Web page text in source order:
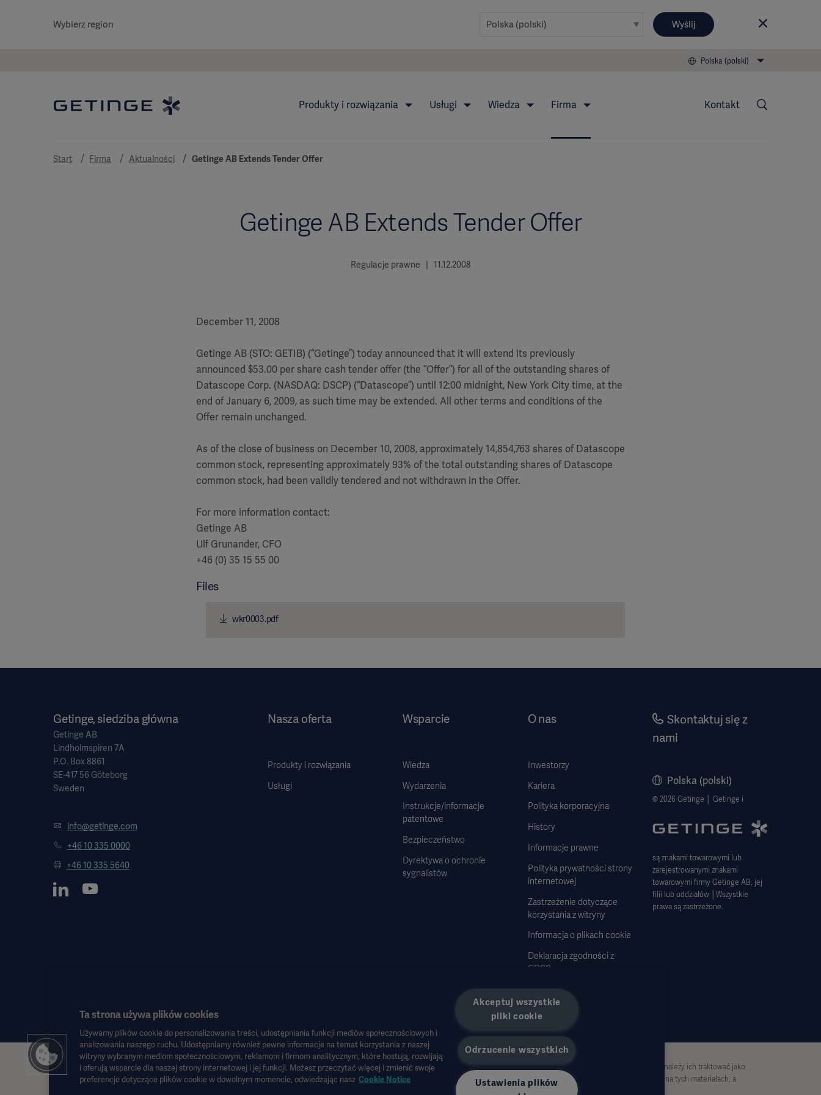
Wybierz region Wyślij
Polska (polski)
Produkty i rozwiązania Usługi Wiedza Firma Kontakt
Start Firma Aktualności Getinge AB Extends Tender Offer
Getinge AB Extends Tender Offer
Regulacje prawne | 11.12.2008
December 11, 2008
Getinge AB (STO: GETIB) (“Getinge”) today announced that it will extend its previously
announced $53.00 per share cash tender offer (the “Offer”) for all of the outstanding shares of
Datascope Corp. (NASDAQ: DSCP) (“Datascope”) until 12:00 midnight, New York City time, at the
end of January 6, 2009, as such time may be extended. All other terms and conditions of the
Offer remain unchanged.
As of the close of business on December 10, 2008, approximately 14,854,763 shares of Datascope
common stock, representing approximately 93% of the total outstanding shares of Datascope
common stock, had been validly tendered and not withdrawn in the Offer.
For more information contact:
Getinge AB
Ulf Grunander, CFO
+46 (0) 35 15 55 00
Files
wkr0003.pdf
Getinge, siedziba główna
Getinge AB
Lindholmspiren 7A
P.O. Box 8861
SE-417 56 Göteborg
Sweden
info@getinge.com
+46 10 335 0000
+46 10 335 5640
Nasza oferta
Produkty i rozwiązania
Usługi
Wsparcie
Wiedza
Wydarzenia
Instrukcje/informacje
patentowe
Bezpieczeństwo
Dyrektywa o ochronie
sygnalistów
O nas
Inwestorzy
Kariera
Polityka korporacyjna
History
Informacje prawne
Polityka prywatności strony
internetowej
Zastrzeżenie dotyczące
korzystania z witryny
Informacja o plikach cookie
Deklaracja zgodności z
GDPR
Strategia podatkowa 2023
Skontaktuj się z
nami
Polska (polski)
© 2026 Getinge │ Getinge i
są znakami towarowymi lub
zarejestrowanymi znakami
towarowymi firmy Getinge AB, jej
filii lub oddziałów │Wszystkie
prawa są zastrzeżone.
Informacje te są przeznaczone wyłącznie dla pracowników służby zdrowia lub innych profesjonalnych odbiorców i mają charakter wyłącznie informacyjny, nie są wyczerpujące i dlatego nie należy ich traktować jako
zamiennika instrukcji obsługi, instrukcji serwisowej lub porady lekarskiej. Firma Getinge nie ponosi odpowiedzialności za jakiekolwiek działania lub zaniechania jakiejkolwiek strony oparte na tych materiałach, a
Ta strona używa plików cookies
Używamy plików cookie do personalizowania treści, udostępniania funkcji mediów społecznościowych i
analizowania naszego ruchu. Udostępniamy również pewne informacje na temat korzystania z naszej
witryny wybranym mediom społecznościowym, reklamom i firmom analitycznym, które hostują, rozwijają
i oferują wsparcie dla naszej strony internetowej i jej funkcji. Możesz przeczytać więcej i zmienić swoje
preferencje dotyczące plików cookie w dowolnym momencie, odwiedzając nasz Cookie Notice
Akceptuj wszystkie
pliki cookie
Odrzucenie wszystkich
Ustawienia plików